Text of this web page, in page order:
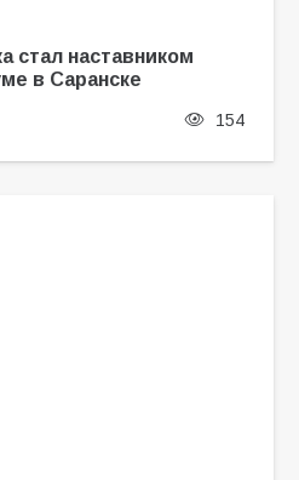
стал наставником
в Саранске
154